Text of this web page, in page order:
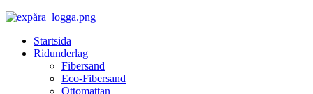
Startsida
Ridunderlag
Fibersand
Eco-Fibersand
Ottomattan